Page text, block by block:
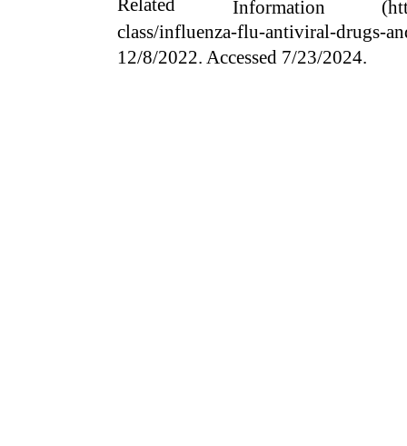
Related
Information
class/influenza-flu-antiviral-drugs-
12/8/2022. Accessed 7/23/2024.